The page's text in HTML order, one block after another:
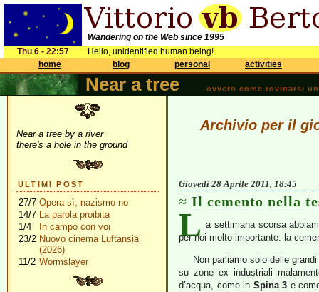
Wandering on the Web since 1995
Thu 6 - 22:57
Hello, unidentified human being!
home
blog personal activities
Near a tree ovvero come rovinarsi
Near a tree by a river
there's a hole in the ground
ULTIMI POST
27/7 Opera sì, nazismo no
14/7 La parola proibita
1/4
In campo con voi
23/2 Nuovo cinema Luftansia
(2026)
11/2 Wormslayer
Archivio per il
Giovedì 28 Aprile 2011, 18:45
Il cemento nella
L a settimana scorsa
per noi molto importante: la
Non parliamo solo delle
su zone ex industriali
d’acqua, come in Spina 3 e